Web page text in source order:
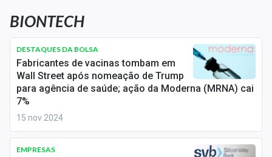
Newsletters
Money Trader
Anuncie
Newsletters
BIONTECH
DESTAQUES DA BOLSA
Fabricantes de vacinas tombam em
Wall Street após nomeação de Trump
para agência de saúde; ação da Moderna (MRNA) cai
7%
15 nov 2024
EMPRESAS